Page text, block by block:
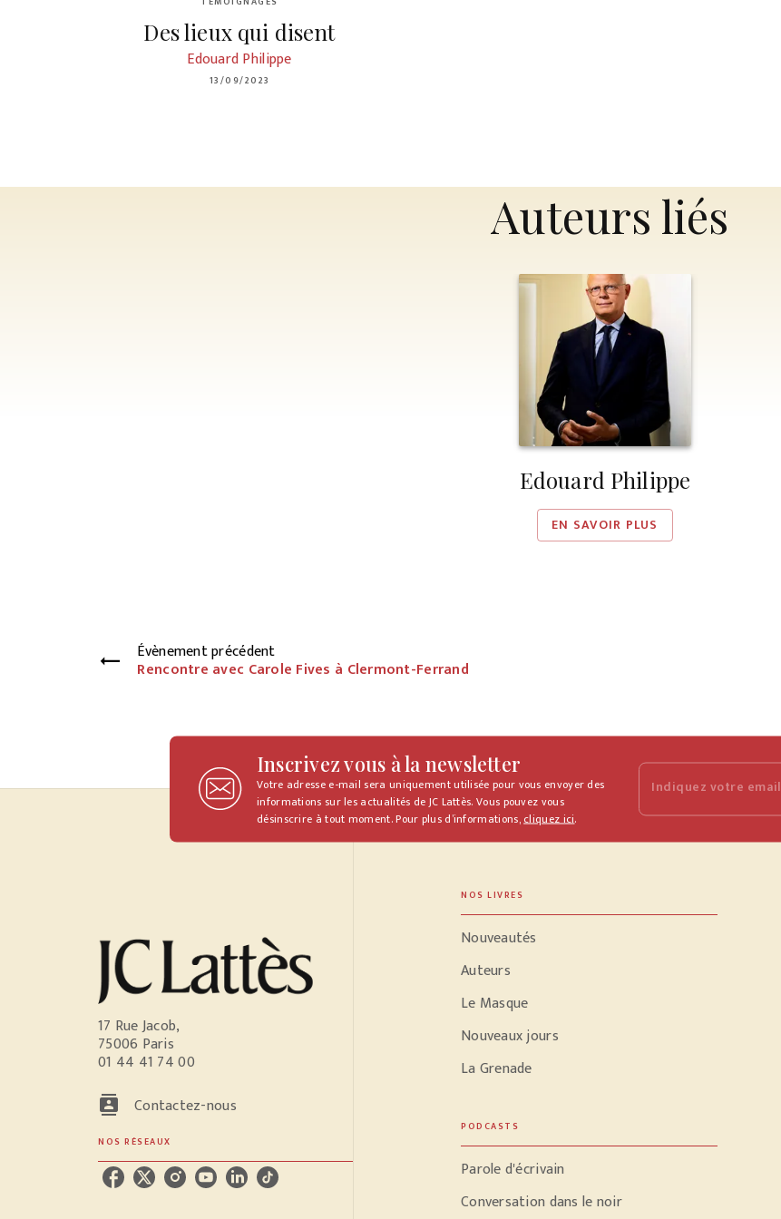
Des lieux qui disent
Edouard Philippe
13/09/2023
Auteurs liés
Edouard Philippe
EN SAVOIR PLUS
Évènement précédent
Rencontre avec Carole Fives à Clermont-Ferrand
Inscrivez vous à la newsletter
Votre adresse e-mail sera uniquement utilisée pour vous envoyer des
informations sur les actualités de JC Lattès. Vous pouvez vous
désinscrire à tout moment. Pour plus d’informations,cliquez ici.
Indiquez votre email
17 Rue Jacob,
75006 Paris
01 44 41 74 00
contacts Contactez-nous
NOS RÉSEAUX
NOS LIVRES
Nouveautés
Auteurs
Le Masque
Nouveaux jours
La Grenade
PODCASTS
Parole d'écrivain
Conversation dans le noir